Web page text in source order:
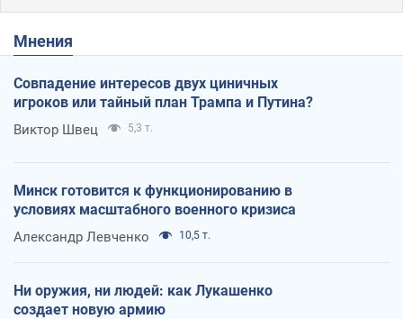
Мнения
Совпадение интересов двух циничных
игроков или тайный план Трампа и Путина?
Виктор Швец 5,3 т.
Минск готовится к функционированию в
условиях масштабного военного кризиса
Александр Левченко 10,5 т.
Ни оружия, ни людей: как Лукашенко
создает новую армию